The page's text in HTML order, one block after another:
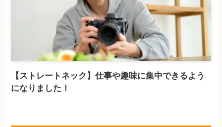
【ストレートネック】仕事や趣味に集中できるよう
になりました！